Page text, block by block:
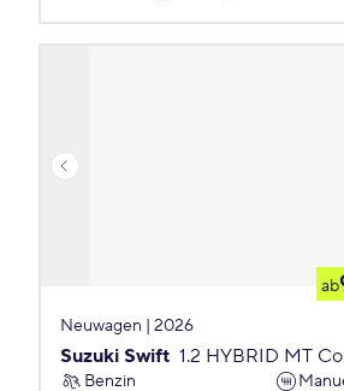
ab
Neuwagen | 2026
Suzuki Swift 1.2 HYBRID MT
Benzin